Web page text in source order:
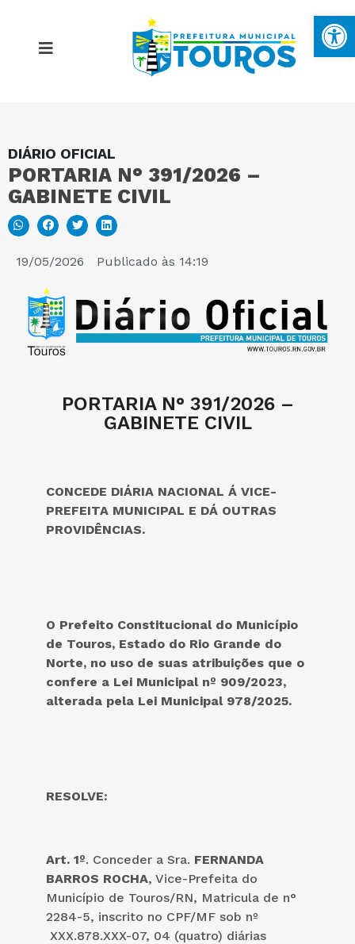
DIÁRIO OFICIAL
PORTARIA N° 391/2026 –
GABINETE CIVIL
19/05/2026 Publicado às 14:19
PORTARIA N° 391/2026 –
GABINETE CIVIL
CONCEDE DIÁRIA NACIONAL Á VICE-
PREFEITA MUNICIPAL E DÁ OUTRAS
PROVIDÊNCIAS.
O Prefeito Constitucional do Município
de Touros, Estado do Rio Grande do
Norte, no uso de suas atribuições que o
confere a Lei Municipal nº 909/2023,
alterada pela Lei Municipal 978/2025.
RESOLVE:
Art. 1º. Conceder a Sra. FERNANDA
BARROS ROCHA, Vice-Prefeita do
Município de Touros/RN, Matricula de n°
2284-5, inscrito no CPF/MF sob nº
XXX.878.XXX-07, 04 (quatro) diárias
MAPA DO SITE
PORTAL DA TRANSPARÊNCIA
E-SIC
PERGUNTAS FREQUENTES